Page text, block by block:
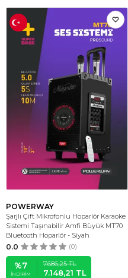
POWERWAY
Şarjlı Çift Mikrofonlu Hoparlör Karaoke
Sistemi Taşınabilir Amfi Büyük MT70
Bluetooth Hoparlör - Siyah
0.0 (0)
%7
İNDIRIM
7.686,25TL
7.148,21 TL